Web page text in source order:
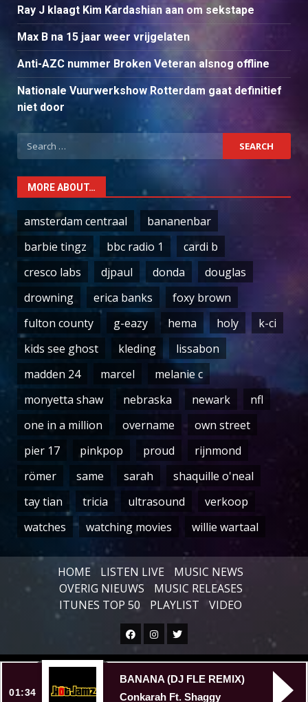
Ray J klaagt Kim Kardashian aan om sekstape
Max B na 15 jaar weer vrijgelaten
Anti-AZC nummer Broken Veteran alsnog offline
Nationale Vuurwerkshow Rotterdam gaat definitief
niet door
Search
for:
MORE ABOUT…
amsterdam centraal
bananenbar
barbie tingz
bbc radio 1
cardi b
cresco labs
djpaul donda
douglas
drowning
erica banks
foxy brown
fulton county
g-eazy hema holy
k-ci
kids see ghost
kleding
lissabon
madden 24
marcel
melanie c
monyetta shaw
nebraska newark
nfl
one in a million
overname
own street
pier 17
pinkpop proud
rijnmond
römer
same sarah
shaquille o'neal
tay tian
tricia ultrasound
verkoop
watches
watching movies willie wartaal
HOME LISTEN LIVE
MUSIC NEWS
OVERIG NIEUWS
MUSIC RELEASES
ITUNES TOP 50
PLAYLIST VIDEO
Facebook
Instagram
Twitter
Copyright © All rights reserved.
01:34
BANANA (DJ FLE REMIX)
Conkarah Ft. Shaggy